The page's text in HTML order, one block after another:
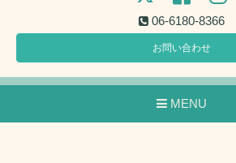
06-6180-8366
お問い合わせ
MENU